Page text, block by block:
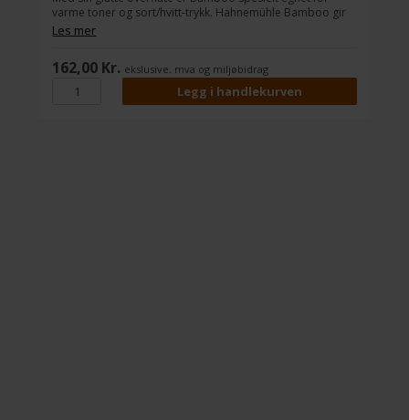
varme toner og sort/hvitt-trykk. Hahnemühle Bamboo gir
best mulig motstand mot aldring av utskriftene dine.
Les mer
162,00 Kr. ekslusive. mva og miljøbidrag